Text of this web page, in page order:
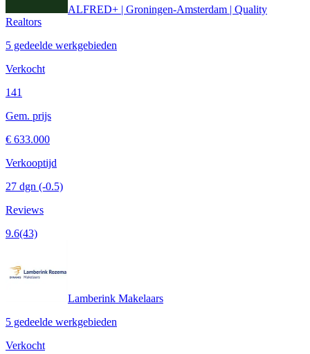
ALFRED+ | Groningen-Amsterdam | Quality
Realtors
5 gedeelde werkgebieden
Verkocht
141
Gem. prijs
€ 633.000
Verkooptijd
27 dgn (-0.5)
Reviews
9.6(43)
Lamberink Makelaars
5 gedeelde werkgebieden
Verkocht